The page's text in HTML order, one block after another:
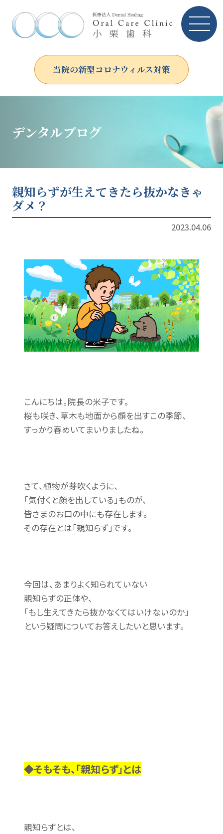
当院の新型コロナウィルス対策
デンタルブログ
親知らずが生えてきたら抜かなきゃ
ダメ？
2023.04.06
こんにちは。院長の米子です。
桜も咲き、草木も地面から顔を出すこの季節、
すっかり春めいてまいりましたね。
さて、植物が芽吹くように、
「気付くと顔を出している」ものが、
皆さまのお口の中にも存在します。
その存在とは「親知らず」です。
今回は、あまりよく知られていない
親知らずの正体や、
「もし生えてきたら抜かなくてはいけないのか」
という疑問についてお答えしたいと思います。
◆そもそも、「親知らず」とは
親知らずとは、